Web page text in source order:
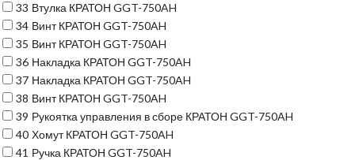
33 Втулка КРАТОН GGT-750AH
34 Винт КРАТОН GGT-750AH
35 Винт КРАТОН GGT-750AH
36 Накладка КРАТОН GGT-750AH
37 Накладка КРАТОН GGT-750AH
38 Винт КРАТОН GGT-750AH
39 Рукоятка управления в сборе КРАТОН GGT-750AH
40 Хомут КРАТОН GGT-750AH
41 Ручка КРАТОН GGT-750AH